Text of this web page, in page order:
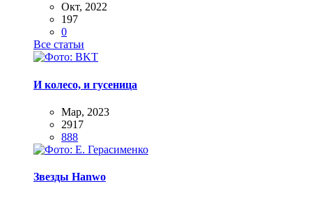
Окт, 2022
197
0
Все статьи
И колесо, и гусеница
Мар, 2023
2917
888
Звезды Hanwo